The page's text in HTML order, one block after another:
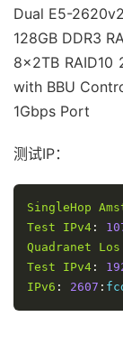
Dual E5-2620v2
128GB DDR3
8x2TB RAID10
with BBU
1Gbps Port
测试IP：
SingleHop
Test
IPv4 :
Quadranet
Los
Test
IPv4 :
IPv6 : 2607 :